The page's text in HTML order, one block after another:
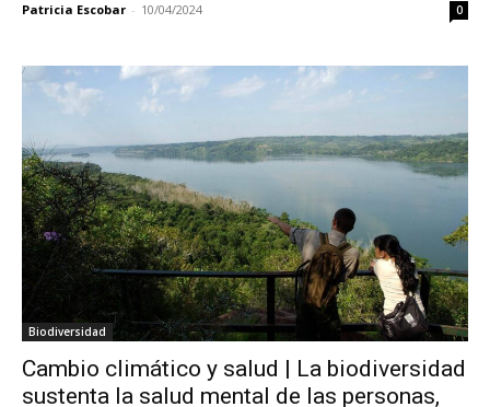
Patricia Escobar - 10/04/2024 0
Biodiversidad
Cambio climático y salud | La biodiversidad
sustenta la salud mental de las personas,